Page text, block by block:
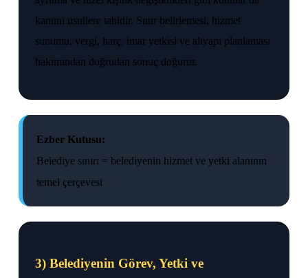
kanuni usullere tabidir. Sınır belirlemesi, hizmet
sunumu, vergi, harç, imar yetkisi ve altyapı planlaması
bakımından doğrudan sonuç doğurur.
Ezber Kutusu:
Belediye sınırı = belediyenin hizmet ve yetki alanının
temel çerçevesi
3) Belediyenin Görev, Yetki ve